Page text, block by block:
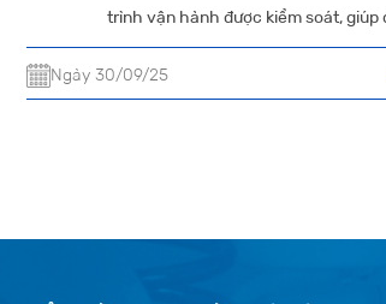
trình vận hành được kiểm soát, giúp
Ngày 30/09/25